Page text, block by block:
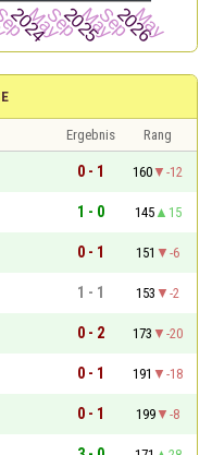
Ergebnis
Rang
0 - 1 160
-12
1 - 0 145
15
0 - 1 151
-6
1 - 1 153
-2
0 - 2 173
-20
0 - 1 191
-18
0 - 1 199
-8